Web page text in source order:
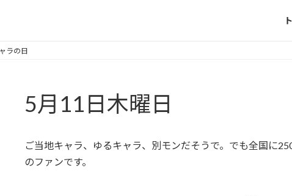
ラの日
5月11日木曜日
ご当地キャラ、ゆるキャラ、別モンだそうで。でも全国に
のファンです。